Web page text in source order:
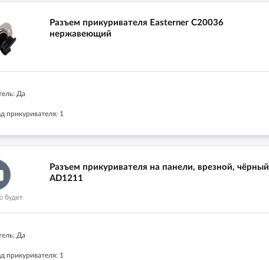
Разъем прикуривателя Easterner C20036
нержавеющий
Да
прикуривателя: 1
Разъем прикуривателя на панели, врезной, чёрный
AD1211
Да
прикуривателя: 1